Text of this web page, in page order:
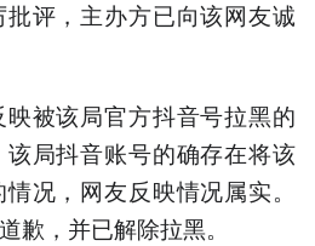
评，主办方已向该网友诚
被该局官方抖音号拉黑的
局抖音账号的确存在将该
况，网友反映情况属实。
歉，并已解除拉黑。